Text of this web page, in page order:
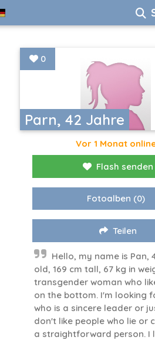
Parn, 42 Jahre
0
Vor 1 Monat
Flash senden
Fotoalben (0)
Teilen
Hello, my name is Pan,
old, 169 cm tall, 67 kg in
transgender woman who
on the bottom. I'm looking
who is a sincere leader or
don't like people who lie or
a straightforward person. I